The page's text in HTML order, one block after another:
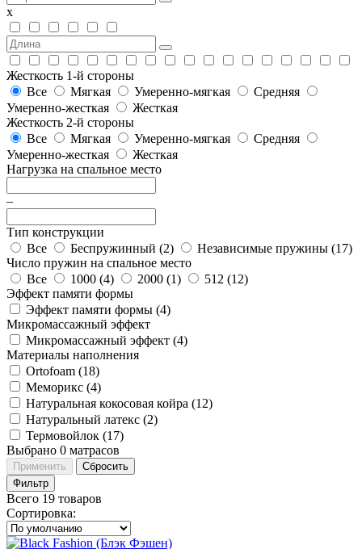
х
Жесткость 1-й стороны
Все
Мягкая Умеренно-мягкая
Средняя
Умеренно-жесткая
Жесткая
Жесткость 2-й стороны
Все
Мягкая Умеренно-мягкая
Средняя
Умеренно-жесткая
Жесткая
Нагрузка на спальное место
–
Тип конструкции
Все
Беспружинный (2) Независимые пружины (17)
Число пружин на спальное место
Все
1000 (4) 2000 (1) 512 (12)
Эффект памяти формы
Эффект памяти формы (4)
Микромассажный эффект
Микромассажный эффект (4)
Материалы наполнения
Ortofoam (18)
Меморикс (4)
Натуральная кокосовая койра (12)
Натуральный латекс (2)
Термовойлок (17)
Выбрано 0 матрасов
Применить
Сбросить
Фильтр
Всего 19 товаров
Сортировка: